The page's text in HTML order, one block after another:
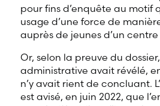
pour fins d’enquête au motif
usage d’une force de
auprès de jeunes d’un
Or, selon la preuve du
administrative avait révélé,
n’y avait rient de concluant.
est avisé, en juin 2022, que